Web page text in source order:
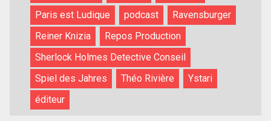
Paris est Ludique
podcast
Ravensburger
Reiner Knizia
Repos Production
Sherlock Holmes Detective Conseil
Spiel des Jahres
Théo Rivière
Ystari
éditeur